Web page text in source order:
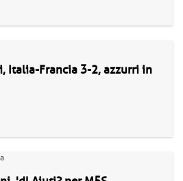
Italia-Francia 3-2, azzurri in